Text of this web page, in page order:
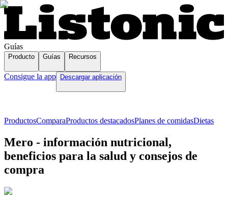
Guías
Producto Guías Recursos
Consigue la app Descargar aplicación
ProductosComparaProductos destacadosPlanes de comidasDietas
Mero - información nutricional,
beneficios para la salud y consejos de
compra